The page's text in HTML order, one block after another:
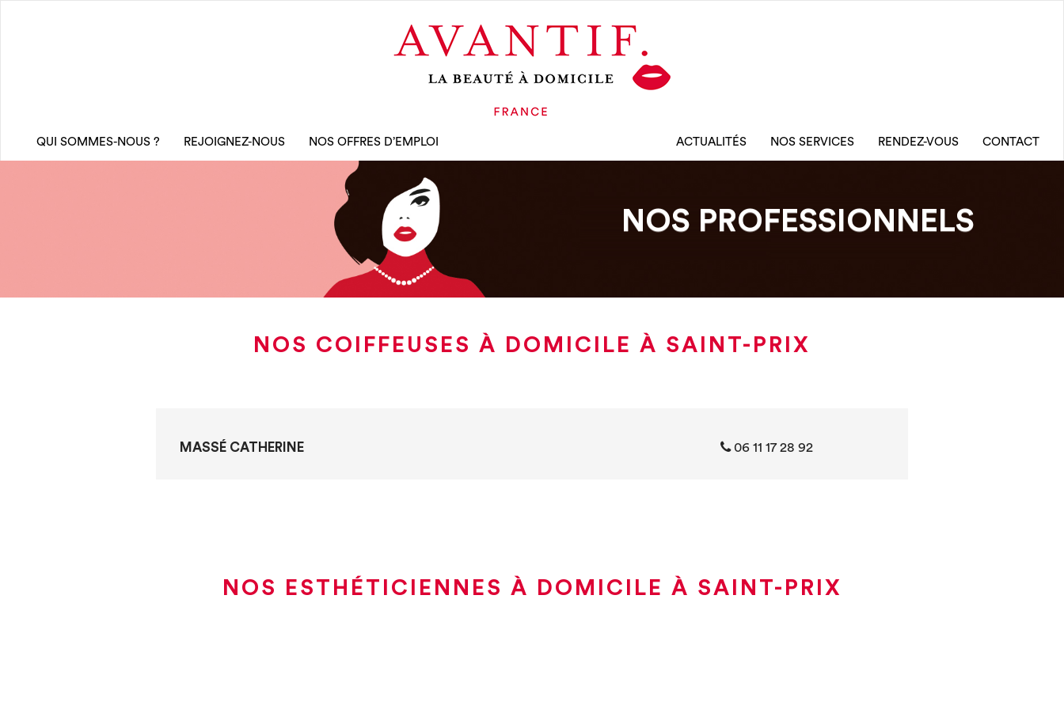
QUI SOMMES-NOUS ? REJOIGNEZ-NOUS NOS OFFRES D’EMPLOI ACTUALITÉS NOS SERVICES RENDEZ-VOUS CONTACT
NOS PROFESSIONNELS
NOS COIFFEUSES À DOMICILE À SAINT-PRIX
MASSÉ CATHERINE 06 11 17 28 92
NOS ESTHÉTICIENNES À DOMICILE À SAINT-PRIX